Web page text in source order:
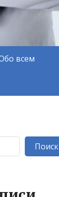
всем
Поиск